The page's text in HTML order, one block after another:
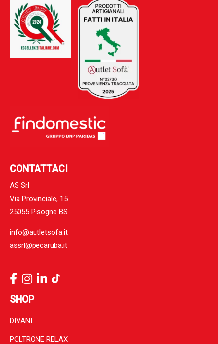
CONTATTACI
AS Srl
Via Provinciale, 15
25055 Pisogne BS
info@autletsofa.it
assrl@pecaruba.it
SHOP
DIVANI
POLTRONE RELAX